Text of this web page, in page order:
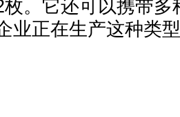
。它还可以携带多
业正在生产这种类